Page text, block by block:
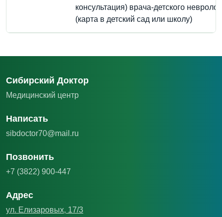
консультация) врача-детского
(карта в детский сад или школу)
Сибирский Доктор
Медицинский центр
Написать
sibdoctor70@mail.ru
Позвонить
+7 (3822) 900-447
Адрес
ул. Елизаровых, 17/3